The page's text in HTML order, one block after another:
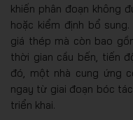
khiến phân đoạn không
hoặc kiểm định bổ
giá thép mà còn bao
thời gian cầu bến, tiến
đó, một nhà cung ứng
ngay từ giai đoạn bóc
triển khai.